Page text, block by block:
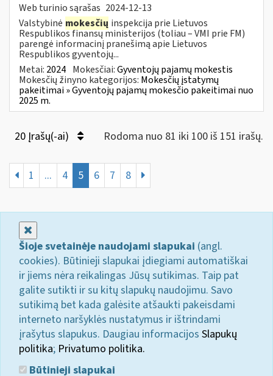
Web turinio sąrašas 2024-12-13
Valstybinė mokesčių inspekcija prie Lietuvos
Respublikos finansų ministerijos (toliau – VMI prie FM)
parengė informacinį pranešimą apie Lietuvos
Respublikos gyventojų...
Metai: 2024 Mokesčiai:Gyventojų pajamų mokestis
Mokesčių žinyno kategorijos: Mokesčių įstatymų
pakeitimai » Gyventojų pajamų mokesčio pakeitimai nuo
2025 m.
20 Įrašų(-ai) Rodoma nuo 81 iki 100 iš 151 irašų.
1 ... 4 5 6 7 8
Šioje svetainėje naudojami slapukai (angl.
cookies). Būtinieji slapukai įdiegiami automatiškai
ir jiems nėra reikalingas Jūsų sutikimas. Taip pat
galite sutikti ir su kitų slapukų naudojimu. Savo
sutikimą bet kada galėsite atšaukti pakeisdami
interneto naršyklės nustatymus ir ištrindami
įrašytus slapukus. Daugiau informacijos Slapukų
politika; Privatumo politika.
Būtinieji slapukai